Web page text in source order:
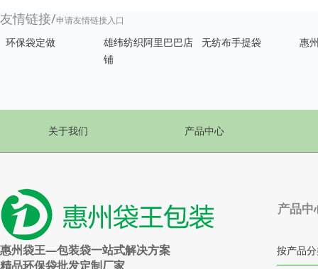
友情链接/申请友情链接入口
环保袋定做
雄纬纺织阿里巴巴店
铺
无纺布手提袋 惠
关于我们 产品中心
产品中
惠州袋王—包装袋一站式解决方案
精品环保袋批发定制厂家
按产品